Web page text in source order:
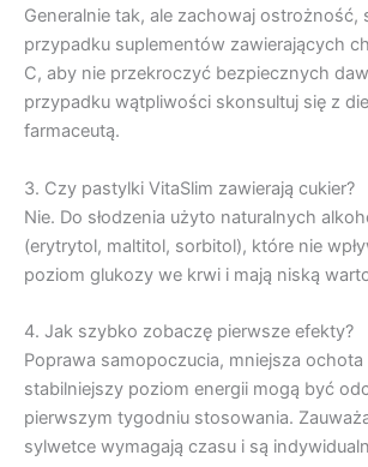
Generalnie tak, ale zachowaj ostrożność,
przypadku suplementów zawierających
C, aby nie przekroczyć bezpiecznych
przypadku wątpliwości skonsultuj się z
farmaceutą.
3. Czy pastylki VitaSlim zawierają cukier?
Nie. Do słodzenia użyto naturalnych
(erytrytol, maltitol, sorbitol), które nie
poziom glukozy we krwi i mają niską
4. Jak szybko zobaczę pierwsze efekty?
Poprawa samopoczucia, mniejsza
stabilniejszy poziom energii mogą być
pierwszym tygodniu stosowania.
sylwetce wymagają czasu i są